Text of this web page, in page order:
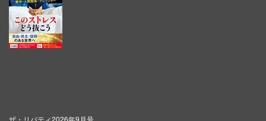
ザ・リバティ2026年9月号